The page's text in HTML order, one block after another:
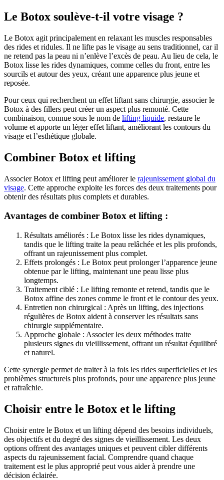
Le Botox soulève-t-il votre visage ?
Le Botox agit principalement en relaxant les muscles responsables
des rides et ridules. Il ne lifte pas le visage au sens traditionnel, car il
ne retend pas la peau ni n’enlève l’excès de peau. Au lieu de cela, le
Botox lisse les rides dynamiques, comme celles du front, entre les
sourcils et autour des yeux, créant une apparence plus jeune et
reposée.
Pour ceux qui recherchent un effet liftant sans chirurgie, associer le
Botox à des fillers peut créer un aspect plus remonté. Cette
combinaison, connue sous le nom de lifting liquide, restaure le
volume et apporte un léger effet liftant, améliorant les contours du
visage et l’esthétique globale.
Combiner Botox et lifting
Associer Botox et lifting peut améliorer le rajeunissement global du
visage. Cette approche exploite les forces des deux traitements pour
obtenir des résultats plus complets et durables.
Avantages de combiner Botox et lifting :
Résultats améliorés : Le Botox lisse les rides dynamiques,
tandis que le lifting traite la peau relâchée et les plis profonds,
offrant un rajeunissement plus complet.
Effets prolongés : Le Botox peut prolonger l’apparence jeune
obtenue par le lifting, maintenant une peau lisse plus
longtemps.
Traitement ciblé : Le lifting remonte et retend, tandis que le
Botox affine des zones comme le front et le contour des yeux.
Entretien non chirurgical : Après un lifting, des injections
régulières de Botox aident à conserver les résultats sans
chirurgie supplémentaire.
Approche globale : Associer les deux méthodes traite
plusieurs signes du vieillissement, offrant un résultat équilibré
et naturel.
Cette synergie permet de traiter à la fois les rides superficielles et les
problèmes structurels plus profonds, pour une apparence plus jeune
et rafraîchie.
Choisir entre le Botox et le lifting
Choisir entre le Botox et un lifting dépend des besoins individuels,
des objectifs et du degré des signes de vieillissement. Les deux
options offrent des avantages uniques et peuvent cibler différents
aspects du rajeunissement facial. Comprendre quand chaque
traitement est le plus approprié peut vous aider à prendre une
décision éclairée.